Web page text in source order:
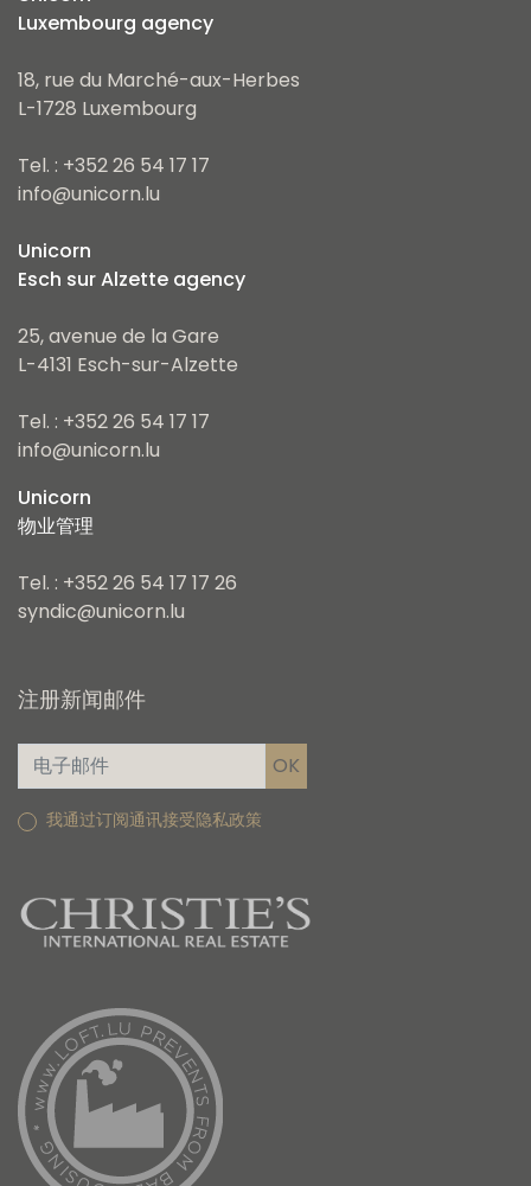
Luxembourg agency
18, rue du Marché-aux-Herbes
L-1728 Luxembourg
Tel. : +352 26 54 17 17
info@unicorn.lu
Unicorn
Esch sur Alzette agency
25, avenue de la Gare
L-4131 Esch-sur-Alzette
Tel. : +352 26 54 17 17
info@unicorn.lu
Unicorn
物业管理
Tel. : +352 26 54 17 17 26
syndic@unicorn.lu
注册新闻邮件
我通过订阅通讯接受隐私政策